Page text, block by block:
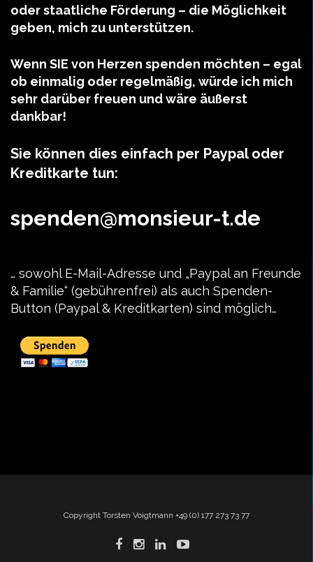
oder staatliche Förderung – die Möglichkeit
geben, mich zu unterstützen.
Wenn SIE von Herzen spenden möchten – egal
ob einmalig oder regelmäßig, würde ich mich
sehr darüber freuen und wäre äußerst
dankbar!
Sie können dies einfach per Paypal oder
Kreditkarte tun:
spenden@monsieur-t.de
… sowohl E-Mail-Adresse und „Paypal an Freunde
& Familie“ (gebührenfrei) als auch Spenden-
Button (Paypal & Kreditkarten) sind möglich…
Copyright Torsten Voigtmann +49 (0) 177 273 73 77